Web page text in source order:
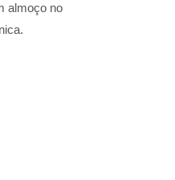
almoço no